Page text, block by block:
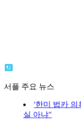
서플 주요 뉴스
'한미 법카
실 아냐"